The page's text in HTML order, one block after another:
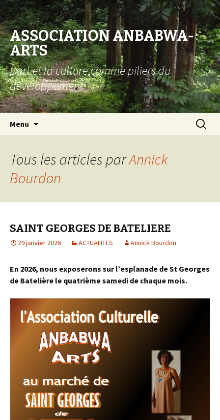
ASSOCIATION ANBABWA-
ARTS
L'art et la culture comme piliers du
développement
Menu
Tous les articles parAnnick
Bourdon
SAINT GEORGES DE BATELIERE
29 janvier 2026 ACTUALITES Annick Bourdon
En 2026, nous exposerons sur l’esplanade de St Georges
de Batelière le quatrième samedi de chaque mois.